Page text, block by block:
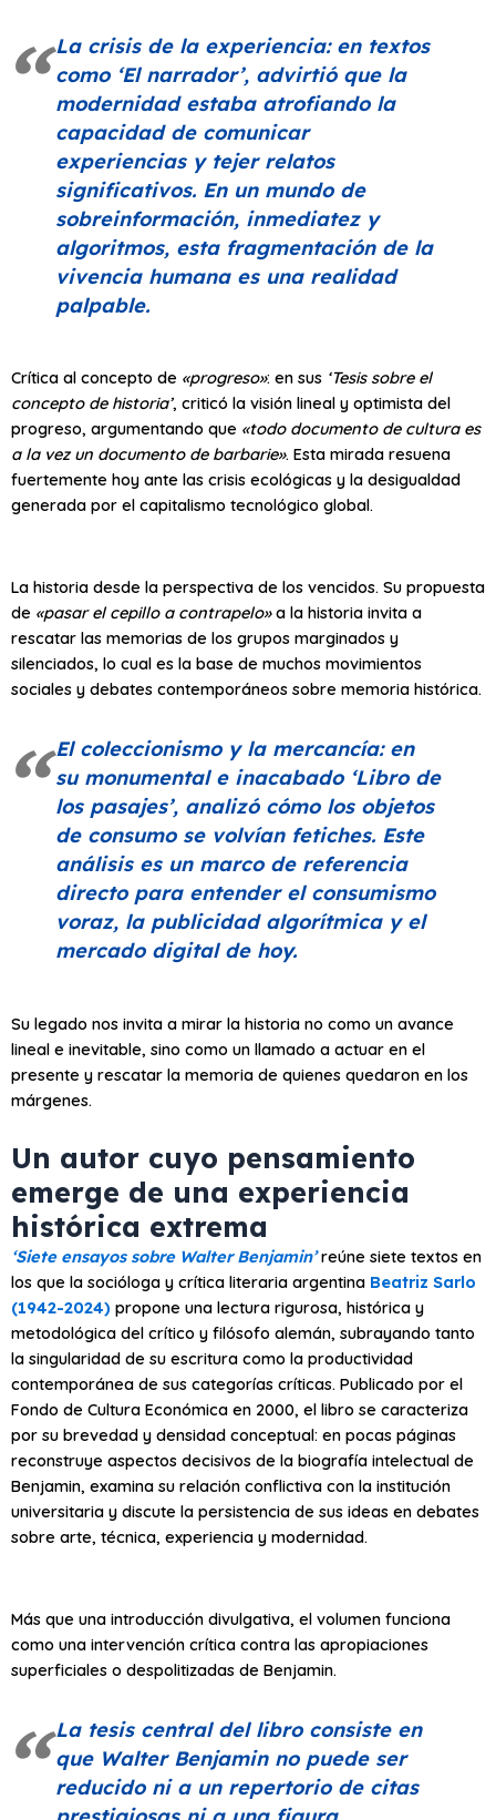
La crisis de la experiencia: en textos
como ‘El narrador’, advirtió que la
modernidad estaba atrofiando la
capacidad de comunicar
experiencias y tejer relatos
significativos. En un mundo de
sobreinformación, inmediatez y
algoritmos, esta fragmentación de la
vivencia humana es una realidad
palpable.
Crítica al concepto de «progreso»: en sus ‘Tesis sobre el
concepto de historia’, criticó la visión lineal y optimista del
progreso, argumentando que «todo documento de cultura es
a la vez un documento de barbarie». Esta mirada resuena
fuertemente hoy ante las crisis ecológicas y la desigualdad
generada por el capitalismo tecnológico global.
La historia desde la perspectiva de los vencidos. Su propuesta
de «pasar el cepillo a contrapelo»a la historia invita a
rescatar las memorias de los grupos marginados y
silenciados, lo cual es la base de muchos movimientos
sociales y debates contemporáneos sobre memoria histórica.
El coleccionismo y la mercancía: en
su monumental e inacabado ‘Libro de
los pasajes’, analizó cómo los objetos
de consumo se volvían fetiches. Este
análisis es un marco de referencia
directo para entender el consumismo
voraz, la publicidad algorítmica y el
mercado digital de hoy.
Su legado nos invita a mirar la historia no como un avance
lineal e inevitable, sino como un llamado a actuar en el
presente y rescatar la memoria de quienes quedaron en los
márgenes.
Un autor cuyo pensamiento
emerge de una experiencia
histórica extrema
‘Siete ensayos sobre Walter Benjamin’reúne siete textos en
los que la socióloga y crítica literaria argentina Beatriz Sarlo
(1942-2024) propone una lectura rigurosa, histórica y
metodológica del crítico y filósofo alemán, subrayando tanto
la singularidad de su escritura como la productividad
contemporánea de sus categorías críticas. Publicado por el
Fondo de Cultura Económica en 2000, el libro se caracteriza
por su brevedad y densidad conceptual: en pocas páginas
reconstruye aspectos decisivos de la biografía intelectual de
Benjamin, examina su relación conflictiva con la institución
universitaria y discute la persistencia de sus ideas en debates
sobre arte, técnica, experiencia y modernidad.
Más que una introducción divulgativa, el volumen funciona
como una intervención crítica contra las apropiaciones
superficiales o despolitizadas de Benjamin.
La tesis central del libro consiste en
que Walter Benjamin no puede ser
reducido ni a un repertorio de citas